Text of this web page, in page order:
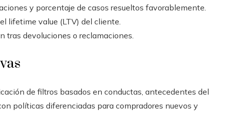
y porcentaje de casos resueltos favorablemente.
lifetime value (LTV) del cliente.
tras devoluciones o reclamaciones.
de filtros basados en conductas, antecedentes del
políticas diferenciadas para compradores nuevos y